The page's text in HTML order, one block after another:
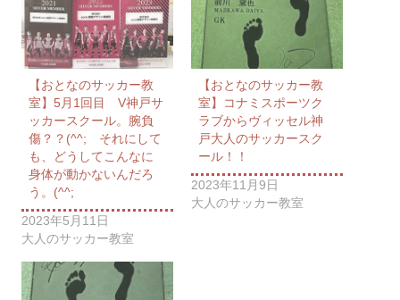
【おとなのサッカー教
室】5月1回目 V神戸サ
ッカースクール。腕負
傷？？(^^; それにして
も、どうしてこんなに
身体が動かないんだろ
う。(^^;
2023年5月11日
大人のサッカー教室
【おとなのサッカー教
室】コナミスポーツク
ラブからヴィッセル神
戸大人のサッカースク
ール！！
2023年11月9日
大人のサッカー教室